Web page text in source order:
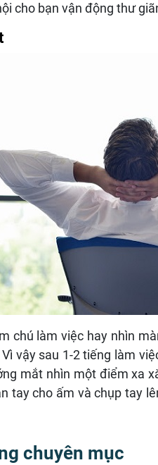
cho bạn vận động thư
chú làm việc hay nhìn
vậy sau 1-2 tiếng làm
mắt nhìn một điểm xa
tay cho ấm và chụp tay
chuyên mục